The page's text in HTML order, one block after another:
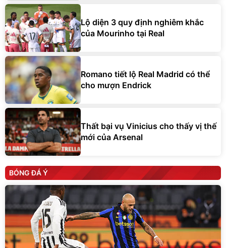
Lộ diện 3 quy định nghiêm khắc
của Mourinho tại Real
Romano tiết lộ Real Madrid có thể
cho mượn Endrick
Thất bại vụ Vinicius cho thấy vị thế
mới của Arsenal
BÓNG ĐÁ Ý